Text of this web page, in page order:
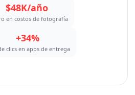
de menú, listados en
entrega y redes sociales
estacionales al año en
con el teléfono del personal
$48K/año
en costos de fotografía
+34%
clics en apps de entrega